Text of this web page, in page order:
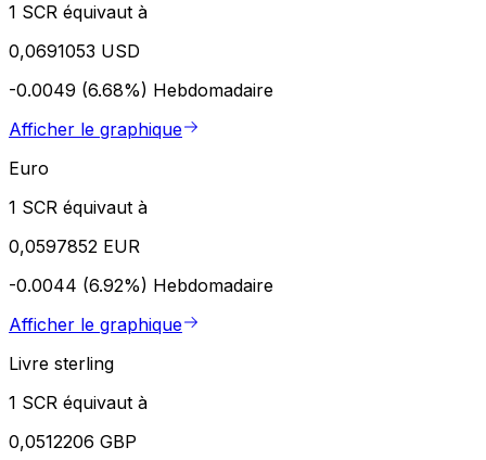
1 SCR équivaut à
0,0691053 USD
-0.0049 (6.68%) Hebdomadaire
Afficher le graphique
Euro
1 SCR équivaut à
0,0597852 EUR
-0.0044 (6.92%) Hebdomadaire
Afficher le graphique
Livre sterling
1 SCR équivaut à
0,0512206 GBP